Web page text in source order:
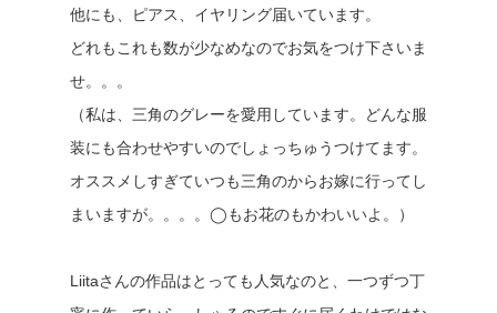
他にも、ピアス、イヤリング届いています。
どれもこれも数が少なめなのでお気をつけ下さいま
せ。。。
（私は、三角のグレーを愛用しています。どんな服
装にも合わせやすいのでしょっちゅうつけてます。
オススメしすぎていつも三角のからお嫁に行ってし
まいますが。。。。◯もお花のもかわいいよ。）
Liitaさんの作品はとっても人気なのと、一つずつ丁